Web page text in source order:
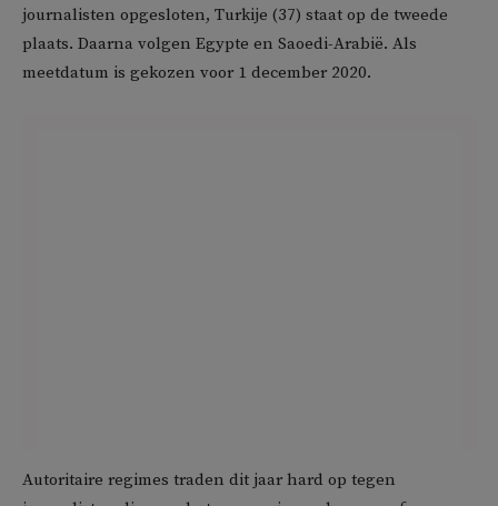
journalisten opgesloten, Turkije (37) staat op de tweede
plaats. Daarna volgen Egypte en Saoedi-Arabië. Als
meetdatum is gekozen voor 1 december 2020.
Autoritaire regimes traden dit jaar hard op tegen